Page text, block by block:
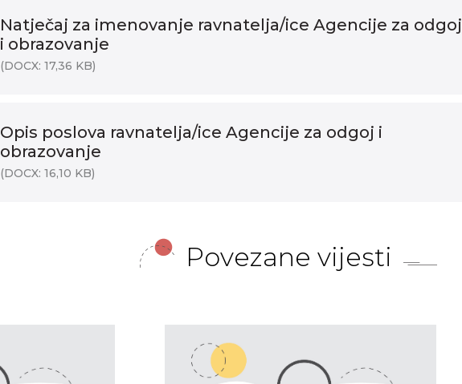
Natječaj za imenovanje ravnatelja/ice Agencije za odgoj
i obrazovanje
(DOCX: 17,36 KB)
Opis poslova ravnatelja/ice Agencije za odgoj i
obrazovanje
(DOCX: 16,10 KB)
Povezane vijesti